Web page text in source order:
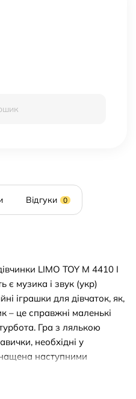
Відгуки 0
LIMO TOY M 4410 I
є музика і звук (укр)
іграшки для дівчаток, як,
– це справжні маленькі
Гра з лялькою
необхідні у
наступними
см звук, музика
на бавовну) навчання,